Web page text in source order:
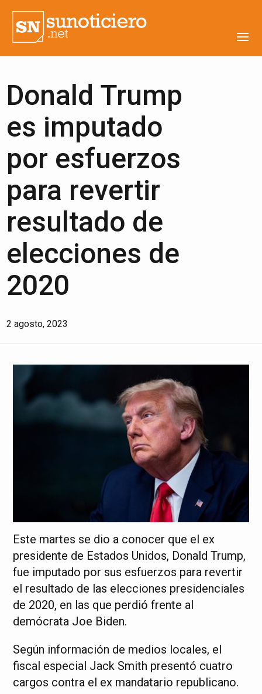
Donald Trump
es imputado
por esfuerzos
para revertir
resultado de
elecciones de
2020
2 agosto, 2023
Este martes se dio a conocer que el ex
presidente de Estados Unidos, Donald Trump,
fue imputado por sus esfuerzos para revertir
el resultado de las elecciones presidenciales
de 2020, en las que perdió frente al
demócrata Joe Biden.
Según información de medios locales, el
fiscal especial Jack Smith presentó cuatro
cargos contra el ex mandatario republicano.